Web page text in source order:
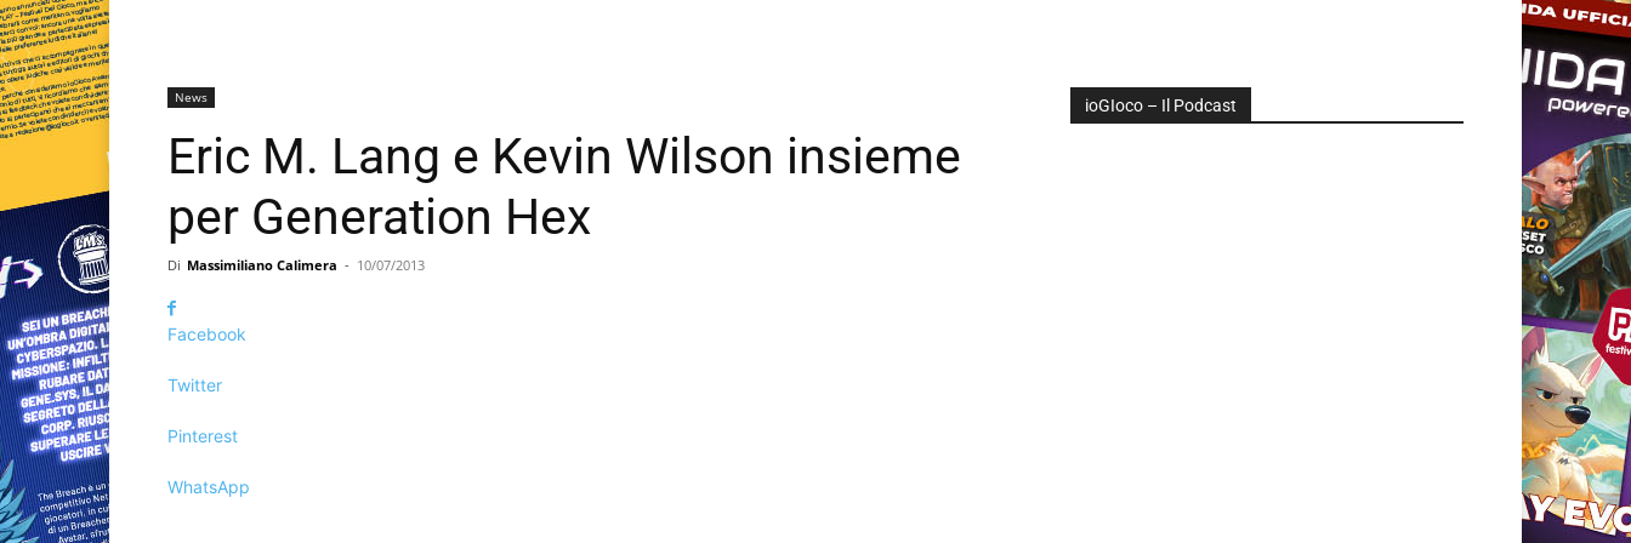
News
Eric M. Lang e Kevin Wilson insieme
per Generation Hex
Di Massimiliano Calimera - 10/07/2013
Facebook
Twitter
Pinterest
WhatsApp
ioGIoco – Il Podcast